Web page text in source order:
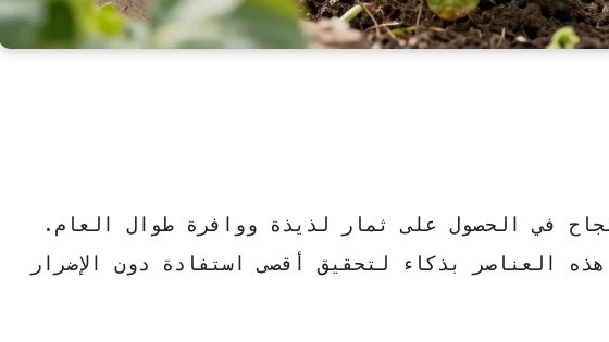
في الحصول على ثمار لذيذة ووافرة طوال العام.
العناصر بذكاء لتحقيق أقصى استفادة دون الإضرار